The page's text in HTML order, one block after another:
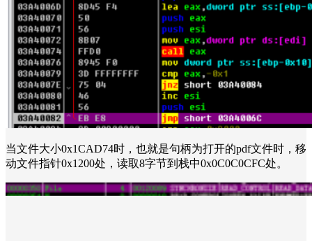
当文件大小0x1CAD74时，也就是句柄为打开的pdf文件时，移
动文件指针0x1200处，读取8字节到栈中0x0C0C0CFC处。